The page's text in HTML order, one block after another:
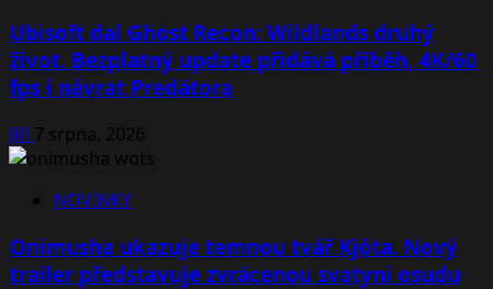
Ubisoft dal Ghost Recon: Wildlands druhý
život. Bezplatný update přidává příběh, 4K/60
fps i návrat Predátora
Jiří7 srpna, 2026
NOVINKY
Onimusha ukazuje temnou tvář Kjóta. Nový
trailer představuje zvrácenou svatyni osudu